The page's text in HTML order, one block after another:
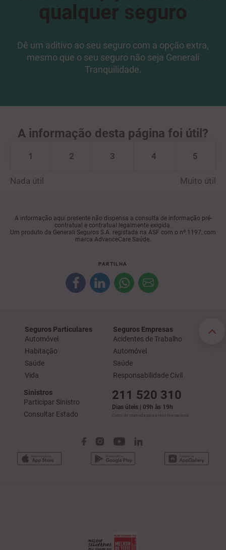
qualquer seguro
Dê um aditivo ao seu seguro com a opção extra,
mesmo que o seu seguro não seja Generali
Tranquilidade.
A informação desta página foi útil?
Nada útil
1 2 3 4 5
Muito útil
A informação aqui presente não dispensa a consulta de informação pré-
contratual e contratual legalmente exigida.
Um produto da Generali Seguros S.A. registada na ASF com o nº 1197, com
marca AdvanceCare Saúde.
PARTILHA
Seguros Particulares
Automóvel
Habitação
Saúde
Vida
Seguros Empresas
Acidentes de Trabalho
Automóvel
Saúde
Responsabilidade Civil
Sinistros
Participar Sinistro
Consultar Estado
211 520 310
Dias úteis | 09h às 19h
Custo de chamada para a rede fixa nacional